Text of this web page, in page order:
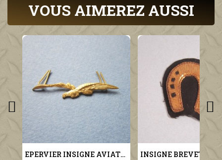
VOUS AIMEREZ AUSSI
EPERVIER INSIGNE AVIATION MILITAIRE POUR KEPI MODELE 1923 AIGLE